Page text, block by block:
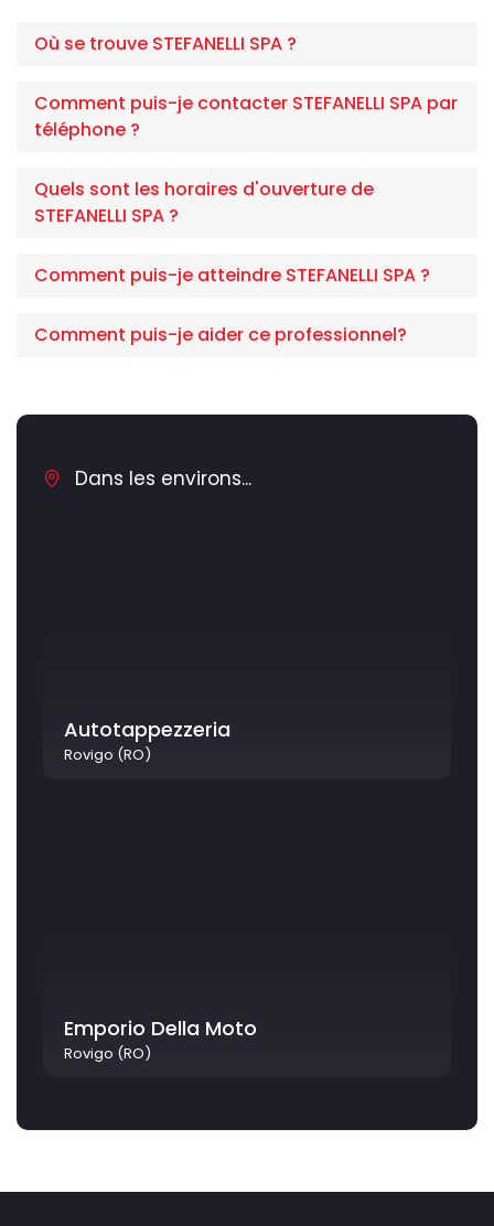
Où se trouve STEFANELLI SPA ?
Comment puis-je contacter STEFANELLI SPA par
téléphone ?
Quels sont les horaires d'ouverture de
STEFANELLI SPA ?
Comment puis-je atteindre STEFANELLI SPA ?
Comment puis-je aider ce professionnel?
Dans les environs...
Autotappezzeria
Rovigo (RO)
Emporio Della Moto
Rovigo (RO)